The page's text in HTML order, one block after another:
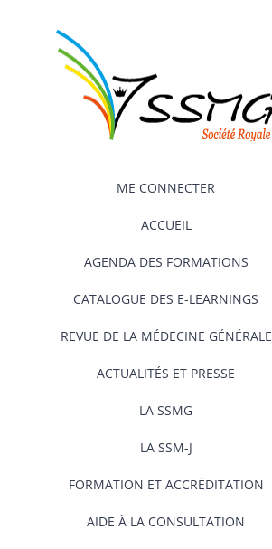
ME CONNECTER
ACCUEIL
AGENDA DES FORMATIONS
CATALOGUE DES E-LEARNINGS
REVUE DE LA MÉDECINE GÉNÉRALE
ACTUALITÉS ET PRESSE
LA SSMG
LA SSM-J
FORMATION ET ACCRÉDITATION
AIDE À LA CONSULTATION